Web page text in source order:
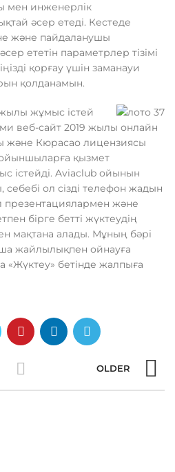
мен инженерлік
әсер етеді. Кестеде
және пайдаланушы
ететін параметрлер тізімі
қорғау үшін заманауи
қолданамын.
жұмыс істей
веб-сайт 2019 жылы онлайн
және Кюрасао лицензиясы
қызмет
істейді. Aviaclub ойынын
ол сізді телефон жадын
презентациялармен және
бірге бетті жүктеудің
мақтана алады. Мұның бәрі
жайлылықпен ойнауға
«Жүктеу» бетінде жалпыға
OLDER